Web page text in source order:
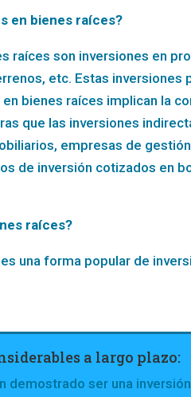
en bienes raíces?
raíces son inversiones en
etc. Estas
bienes raíces implican la
que las inversiones
empresas de
de inversión cotizados en
raíces?
una forma popular de
a largo plazo:
demostrado ser una